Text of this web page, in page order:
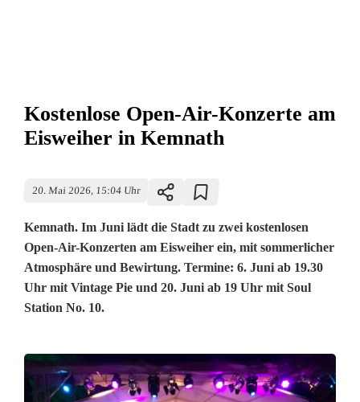
Kostenlose Open-Air-Konzerte am
Eisweiher in Kemnath
20. Mai 2026, 15:04 Uhr
Kemnath. Im Juni lädt die Stadt zu zwei kostenlosen
Open-Air-Konzerten am Eisweiher ein, mit sommerlicher
Atmosphäre und Bewirtung. Termine: 6. Juni ab 19.30
Uhr mit Vintage Pie und 20. Juni ab 19 Uhr mit Soul
Station No. 10.